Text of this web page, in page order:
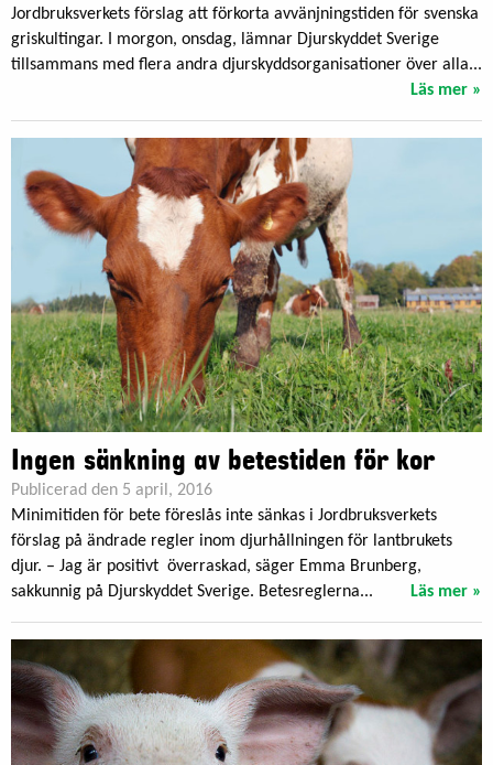
Jordbruksverkets förslag att förkorta avvänjningstiden för svenska
griskultingar. I morgon, onsdag, lämnar Djurskyddet Sverige
tillsammans med flera andra djurskyddsorganisationer över alla...
Läs mer »
Ingen sänkning av betestiden för kor
Publicerad den 5 april, 2016
Minimitiden för bete föreslås inte sänkas i Jordbruksverkets
förslag på ändrade regler inom djurhållningen för lantbrukets
djur. – Jag är positivt överraskad, säger Emma Brunberg,
sakkunnig på Djurskyddet Sverige. Betesreglerna...
Läs mer »